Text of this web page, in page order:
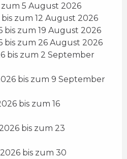
zum 5 August 2026
zum 12 August 2026
bis zum 19 August 2026
bis zum 26 August 2026
bis zum 2 September
bis zum 9 September
bis zum 16
bis zum 23
bis zum 30